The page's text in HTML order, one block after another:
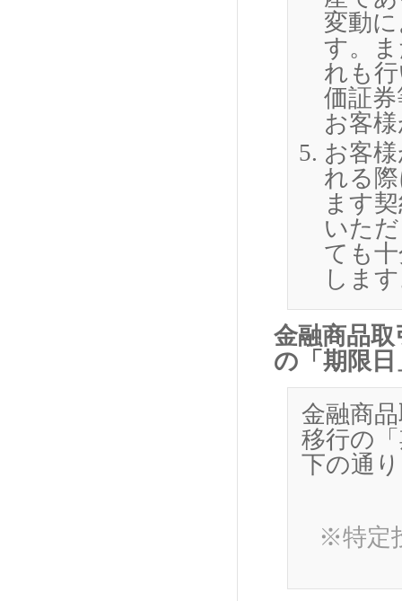
変動
す。
れも
価証
お客
お客
れる
ます
いた
ても
しま
金融商品
の「期限
金融商
移行の
下の通
※特定